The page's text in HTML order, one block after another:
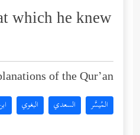
which he knew
of the Qur’an:
المُيسَّر السعدي البغوي